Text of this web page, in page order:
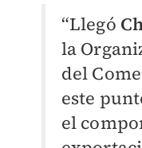
“Llegó
la
del
este
el